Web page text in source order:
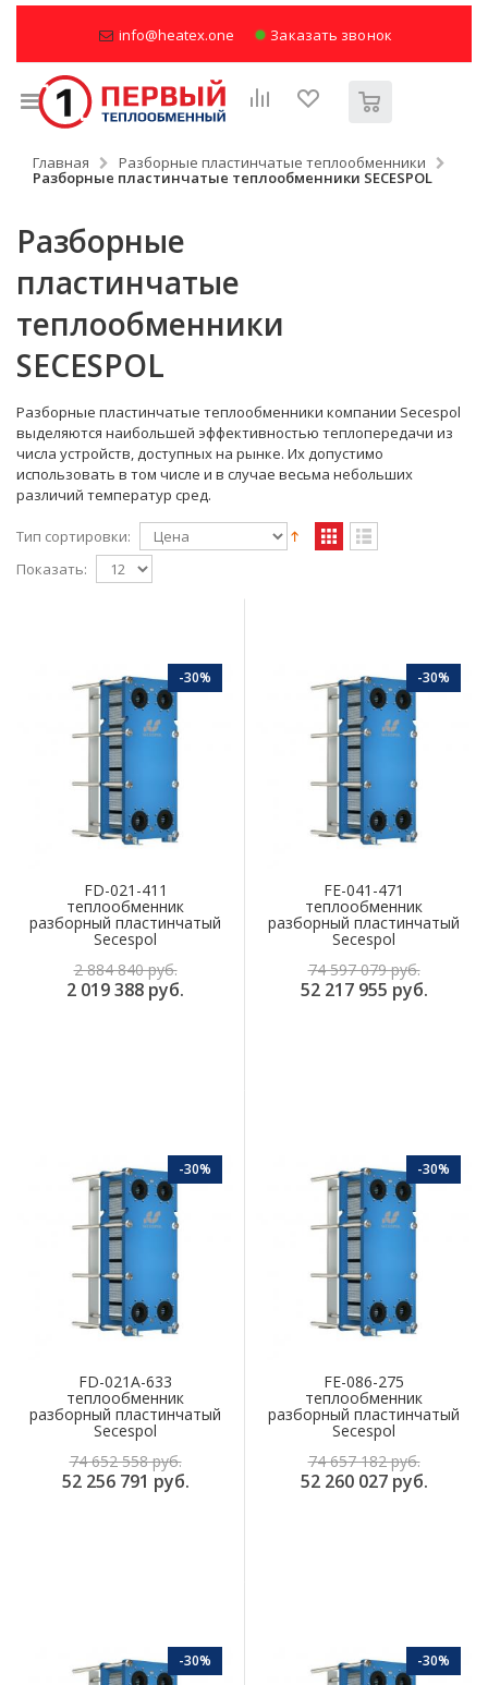
info@heatex.one Заказать звонок
Главная Разборные пластинчатые теплообменники
Разборные пластинчатые теплообменники SECESPOL
Разборные
пластинчатые
теплообменники
SECESPOL
Разборные пластинчатые теплообменники компании Secespol
выделяются наибольшей эффективностью теплопередачи из
числа устройств, доступных на рынке. Их допустимо
использовать в том числе и в случае весьма небольших
различий температур сред.
Тип сортировки:
Показать:
-30%
FD-021-411
теплообменник
разборный пластинчатый
Secespol
2 884 840 руб.
2 019 388 руб.
-30%
FE-041-471
теплообменник
разборный пластинчатый
Secespol
74 597 079 руб.
52 217 955 руб.
-30%
FD-021A-633
теплообменник
разборный пластинчатый
Secespol
74 652 558 руб.
52 256 791 руб.
-30%
FE-086-275
теплообменник
разборный пластинчатый
Secespol
74 657 182 руб.
52 260 027 руб.
-30% -30%